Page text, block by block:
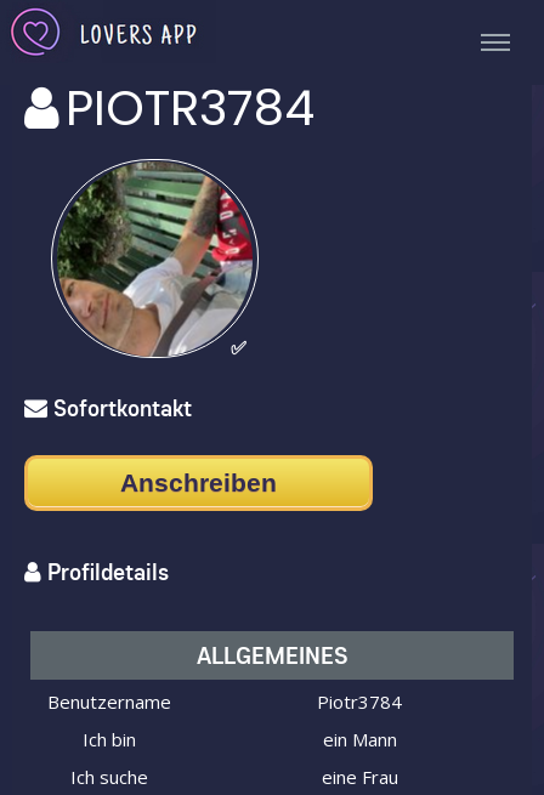
PIOTR3784
✅
Sofortkontakt
Anschreiben
Profildetails
ALLGEMEINES
Benutzername
Piotr3784
Ich bin
ein Mann
Ich suche
eine Frau